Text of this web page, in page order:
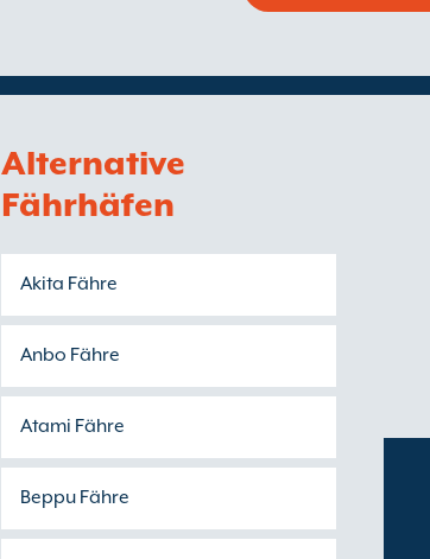
Alternative
Fährhäfen
Akita Fähre
Anbo Fähre
Atami Fähre
Beppu Fähre